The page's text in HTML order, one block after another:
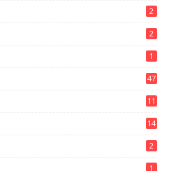
2
2
1
47
11
14
2
1